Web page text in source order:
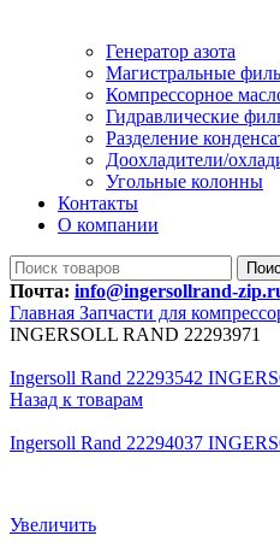
Генератор азота
Магистральные
Компрессорное
Гидравлические
Разделение
Доохладители/
Угольные колонны
Контакты
О компании
Почта: info@ingersollrand-
Главная Запчасти для
INGERSOLL RAND 22293971
Ingersoll Rand 22293542
Назад к товарам
Ingersoll Rand 22294037
Увеличить